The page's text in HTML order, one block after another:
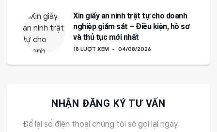
Xin giấy an ninh trật tự cho doanh
nghiệp giám sát – Điều kiện, hồ sơ
và thủ tục mới nhất
18 LƯỢT XEM 04/08/2026
NHẬN ĐĂNG KÝ TƯ VẤN
Để lại số điện thoại chúng tôi sẽ gọi lại ngay